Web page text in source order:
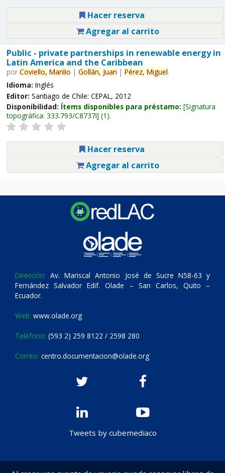
Hacer reserva
Agregar al carrito
Public - private partnerships in renewable energy in
Latin America and the Caribbean
por Coviello, Manlio | Gollán, Juan | Pérez, Miguel.
Idioma: Inglés
Editor: Santiago de Chile: CEPAL, 2012
Disponibilidad: Ítems disponibles para préstamo: Signatura
topográfica: 333.793/C8737i (1).
Hacer reserva
Agregar al carrito
Dirección: Av. Mariscal Antonio José de Sucre N58-63 y
Fernández Salvador Edif. Olade – San Carlos, Quito –
Ecuador.
Web: www.olade.org
Teléfono: (593 2) 259 8122 / 2598 280
Correo: centro.documentacion@olade.org
Tweets by cubemediaco